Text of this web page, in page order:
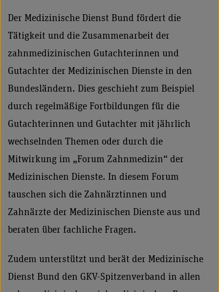
Der Medizinische Dienst Bund fördert die
Tätigkeit und die Zusammenarbeit der
zahnmedizinischen Gutachterinnen und
Gutachter der Medizinischen Dienste in den
Bundesländern. Dies geschieht zum Beispiel
durch regelmäßige Fortbildungen für die
Gutachterinnen und Gutachter mit jährlich
wechselnden Themen oder durch die
Mitwirkung im „Forum Zahnmedizin“ der
Medizinischen Dienste. In diesem Forum
tauschen sich die Zahnärztinnen und
Zahnärzte der Medizinischen Dienste aus und
beraten über fachliche Fragen.
Zudem unterstützt und berät der Medizinische
Dienst Bund den GKV-Spitzenverband in allen